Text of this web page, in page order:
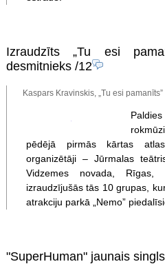
Izraudzīts „Tu esi
desmitnieks/12
Kaspars Kravinskis, „Tu esi
pēdējā pirmās kārtas
organizētāji – Jūrmalas
Vidzemes novada,
izraudzījušās tās 10 grupas,
atrakciju parkā „Nemo”
"SuperHuman" jaunais